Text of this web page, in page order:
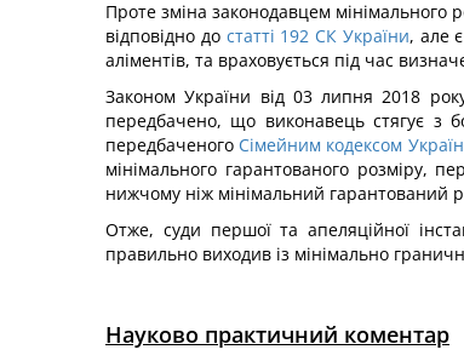
Проте зміна законодавцем мінімального
відповідно до статті 192 СК України, але
аліментів, та враховується під час
Законом України від 03 липня 2018
передбачено, що виконавець стягує з
передбаченого Сімейним кодексом
мінімального гарантованого розміру,
нижчому ніж мінімальний гарантований
Отже, суди першої та апеляційної
правильно виходив із мінімально
Науково практичний коментар